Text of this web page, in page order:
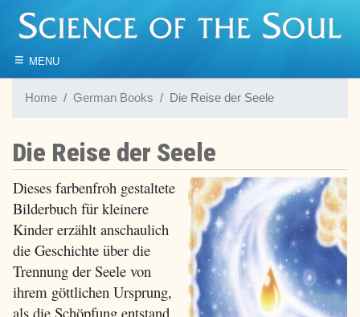
≡ MENU
Home German Books Die Reise der Seele
Die Reise der Seele
Dieses farbenfroh gestaltete
Bilderbuch für kleinere
Kinder erzählt anschaulich
die Geschichte über die
Trennung der Seele von
ihrem göttlichen Ursprung,
als die Schöpfung entstand.